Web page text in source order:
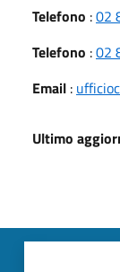
Telefono :02
Telefono :02
Email :
Ultimo